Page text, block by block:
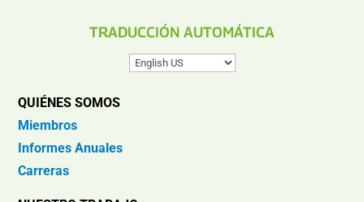
TRADUCCIÓN AUTOMÁTICA
QUIÉNES SOMOS
Miembros
Informes Anuales
Carreras